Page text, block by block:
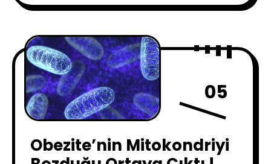
05
Obezite’nin Mitokondriyi